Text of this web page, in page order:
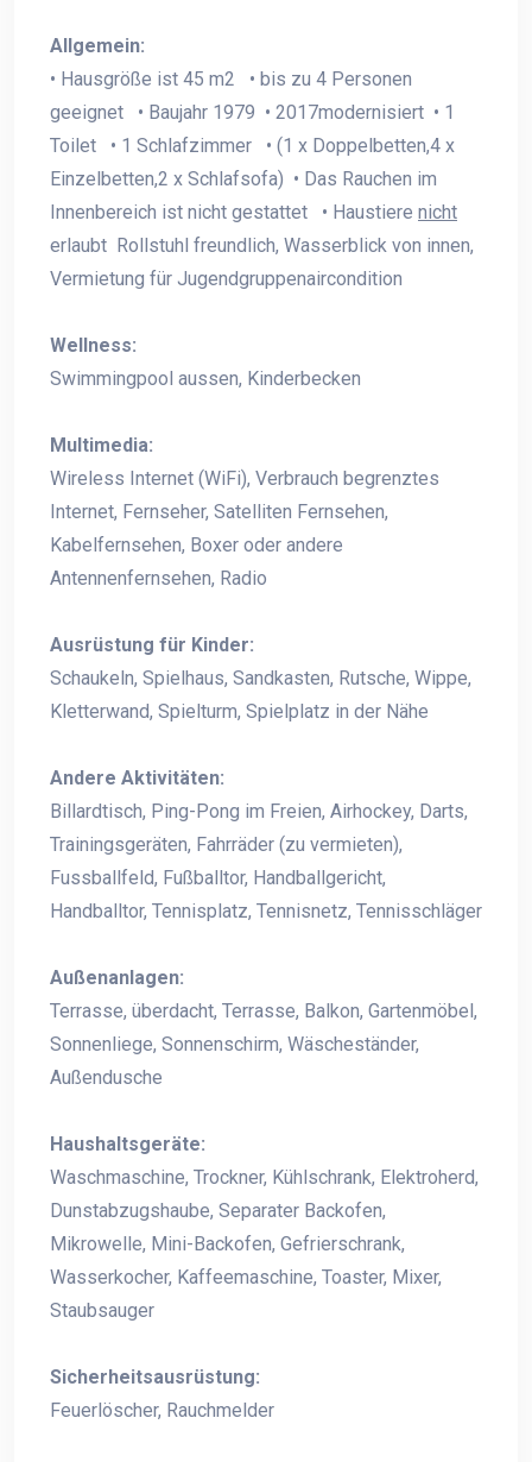
Allgemein:
• Hausgröße ist 45 m2 • bis zu 4 Personen
geeignet • Baujahr 1979 • 2017modernisiert • 1
Toilet • 1 Schlafzimmer • (1 x Doppelbetten,4 x
Einzelbetten,2 x Schlafsofa) • Das Rauchen im
Innenbereich ist nicht gestattet • Haustiere nicht
erlaubt Rollstuhl freundlich, Wasserblick von innen,
Vermietung für Jugendgruppenaircondition
Wellness:
Swimmingpool aussen, Kinderbecken
Multimedia:
Wireless Internet (WiFi), Verbrauch begrenztes
Internet, Fernseher, Satelliten Fernsehen,
Kabelfernsehen, Boxer oder andere
Antennenfernsehen, Radio
Ausrüstung für Kinder:
Schaukeln, Spielhaus, Sandkasten, Rutsche, Wippe,
Kletterwand, Spielturm, Spielplatz in der Nähe
Andere Aktivitäten:
Billardtisch, Ping-Pong im Freien, Airhockey, Darts,
Trainingsgeräten, Fahrräder (zu vermieten),
Fussballfeld, Fußballtor, Handballgericht,
Handballtor, Tennisplatz, Tennisnetz, Tennisschläger
Außenanlagen:
Terrasse, überdacht, Terrasse, Balkon, Gartenmöbel,
Sonnenliege, Sonnenschirm, Wäscheständer,
Außendusche
Haushaltsgeräte:
Waschmaschine, Trockner, Kühlschrank, Elektroherd,
Dunstabzugshaube, Separater Backofen,
Mikrowelle, Mini-Backofen, Gefrierschrank,
Wasserkocher, Kaffeemaschine, Toaster, Mixer,
Staubsauger
Sicherheitsausrüstung:
Feuerlöscher, Rauchmelder